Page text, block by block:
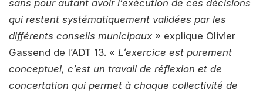
sans pour autant avoir l’exécution de ces décisions
qui restent systématiquement validées par les
différents conseils municipaux » explique Olivier
Gassend de l’ADT 13. « L’exercice est purement
conceptuel, c’est un travail de réflexion et de
concertation qui permet à chaque collectivité de